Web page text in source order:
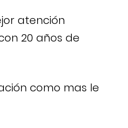
atención
20 años de
como mas le